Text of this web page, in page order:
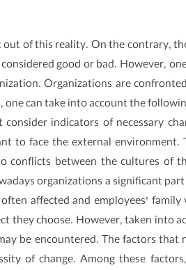
of this reality. On the contrary,
good or bad. However,
Organizations are
can take into account the
indicators of necessary
to face the external environment.
conflicts between the cultures of
organizations a significant
affected and employees’ family
they choose. However, taken into
be encountered. The factors that
of change. Among these